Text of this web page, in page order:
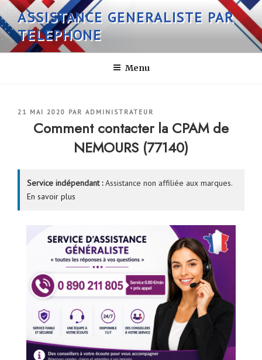
Aller
au
contenu
principal
ASSISTANCE GENERALISTE PAR
TELEPHONE
Menu
PUBLIÉ
21 MAI 2020 PAR ADMINISTRATEUR
Comment contacter la CPAM de
NEMOURS (77140)
Service indépendant :Assistance non affiliée aux marques.
En savoir plus